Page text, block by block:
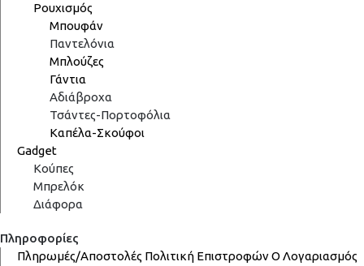
Ρουχισμός
Μπουφάν
Παντελόνια
Μπλούζες
Γάντια
Αδιάβροχα
Τσάντες-Πορτοφόλια
Καπέλα-Σκούφοι
Gadget
Κούπες
Μπρελόκ
Διάφορα
Πληροφορίες
Πληρωμές/Αποστολές Πολιτική ΕπιστροφώνΟ Λογαριασμός